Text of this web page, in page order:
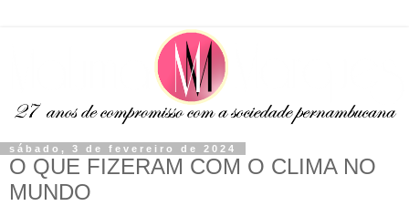
sábado, 3 de fevereiro de 2024
O QUE FIZERAM COM O CLIMA NO
MUNDO